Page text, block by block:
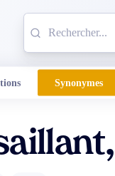
Synonymes